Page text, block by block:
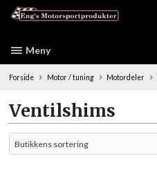
Meny
Forside Motor / tuning Motordeler
Ventilshims